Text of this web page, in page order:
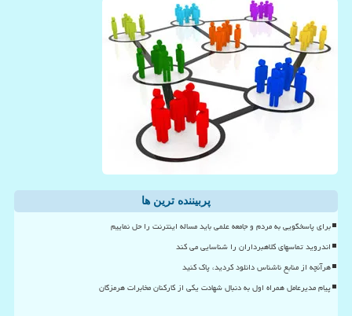
پربیننده ترین ها
برای پاسخگویی به مردم و جامعه علمی باید مساله اینترنت را حل نماییم
اندروید تماسهای کلاهبرداران را شناسایی می کند
هرآنچه از منابع ناشناس دانلود کردید، پاک کنید
پیام مدیرعامل همراه اول به دنبال شهادت یکی از کارکنان مخابرات هرمزگان